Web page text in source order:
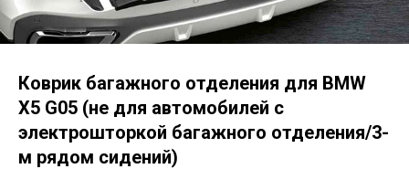
Коврик багажного отделения для BMW
X5 G05 (не для автомобилей с
электрошторкой багажного отделения/3-
м рядом сидений)